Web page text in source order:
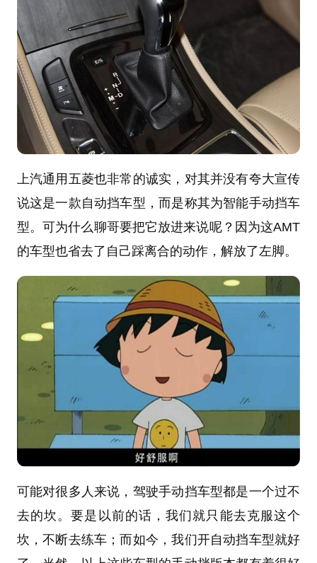
上汽通用五菱也非常的诚实，对其并没有夸大宣传
说这是一款自动挡车型，而是称其为智能手动挡车
型。可为什么聊哥要把它放进来说呢？因为这AMT
的车型也省去了自己踩离合的动作，解放了左脚。
可能对很多人来说，驾驶手动挡车型都是一个过不
去的坎。要是以前的话，我们就只能去克服这个
坎，不断去练车；而如今，我们开自动挡车型就好